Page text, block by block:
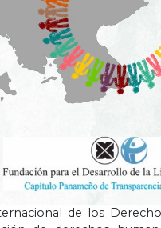
de los